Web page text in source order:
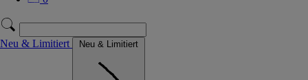
Neu & Limitiert Neu & Limitiert